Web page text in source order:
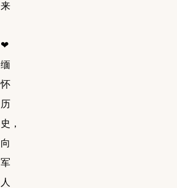
来
❤
缅
怀
历
史，
向
军
人